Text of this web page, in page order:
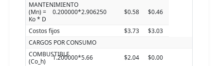
MANTENIMIENTO
(Mn) =
Ko * D
0.200000*2.906250 $0.58 $0.46
Costos fijos $3.73
$3.03
CARGOS POR CONSUMO
COMBUSTIBLE
(Co_h)
1.200000*5.66 $2.04
$0.00